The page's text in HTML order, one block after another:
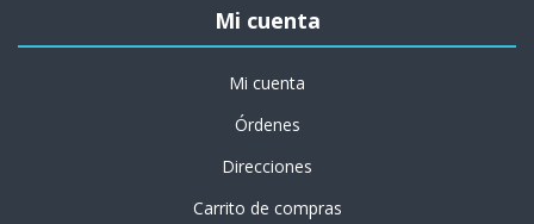
Mi cuenta
Mi cuenta
Órdenes
Direcciones
Carrito de compras